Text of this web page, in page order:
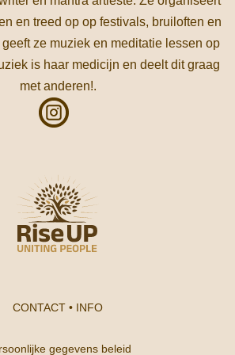
en treed op op festivals, bruiloften en
ze muziek en meditatie lessen op
is haar medicijn en deelt dit graag
met anderen!.
CONTACT • INFO
gegevens beleid